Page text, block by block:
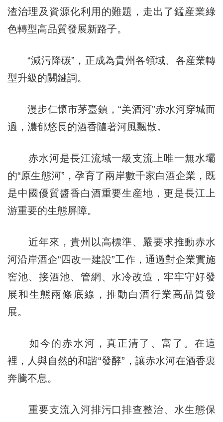
渣治理及資源化利用的難題，走出了錳産業綠
色轉型高品質發展新路子。
“減污降碳”，正成為貴州各領域、各産業轉
型升級的關鍵詞。
漫步仁懷市茅臺鎮，“美酒河”赤水河穿城而
過，濃郁悠長的酒香隨著河風飄散。
赤水河是長江流域一級支流上唯一無水壩
的“原生態河”，孕育了兩岸數千家白酒企業，既
是中國優質醬香白酒重要生産地，更是長江上
游重要的生態屏障。
近年來，貴州以高標準、嚴要求推動赤水
河沿岸酒企“四改一建設”工作，通過對企業實施
窖池、接酒池、管網、水冷改造，牢牢守好發
展和生態兩條底線，推動白酒行業高品質發
展。
如今的赤水河，真正清了、富了。在這
裡，人與自然的和諧“發酵”，讓赤水河在酒香裏
奔騰不息。
重要支流入河排污口排查整治、水生態保